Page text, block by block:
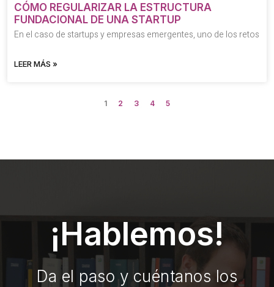
CÓMO REGULARIZAR LA ESTRUCTURA
FUNDACIONAL DE UNA STARTUP
En el caso de startups y empresas emergentes, uno de los retos
LEER MÁS »
1 2 3 4 5
¡Hablemos!
Da el paso y cuéntanos los